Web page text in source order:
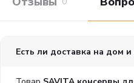
Есть ли доставка на дом